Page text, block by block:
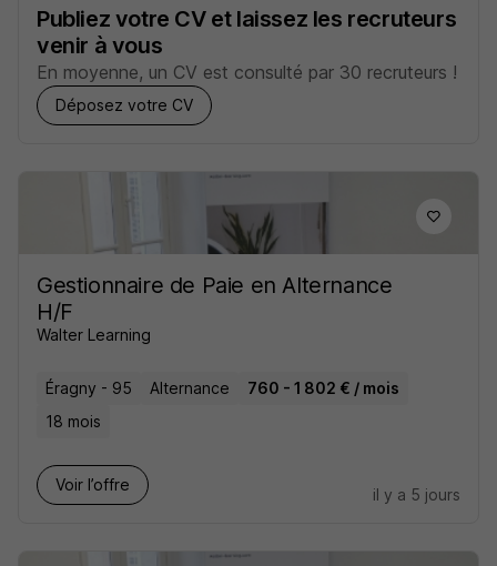
Publiez votre CV et laissez les recruteurs
venir à vous
En moyenne, un CV est consulté par 30 recruteurs !
Déposez votre CV
Gestionnaire de Paie en Alternance
H/F
Walter Learning
Éragny - 95 Alternance
760 - 1 802 € / mois
18 mois
Voir l’offre
il y a 5 jours